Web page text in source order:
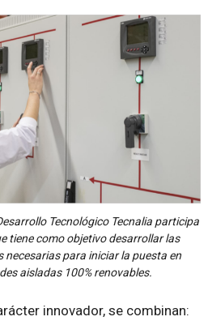
Tecnológico Tecnalia participa
tiene como objetivo desarrollar las
para iniciar la puesta en
aisladas 100% renovables.
innovador, se combinan: